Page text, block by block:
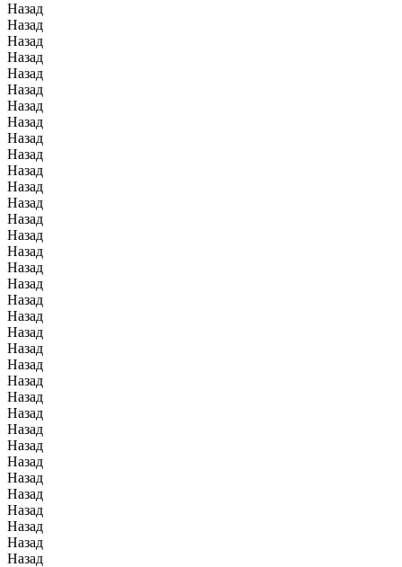
Назад
Назад
Назад
Назад
Назад
Назад
Назад
Назад
Назад
Назад
Назад
Назад
Назад
Назад
Назад
Назад
Назад
Назад
Назад
Назад
Назад
Назад
Назад
Назад
Назад
Назад
Назад
Назад
Назад
Назад
Назад
Назад
Назад
Назад
Назад